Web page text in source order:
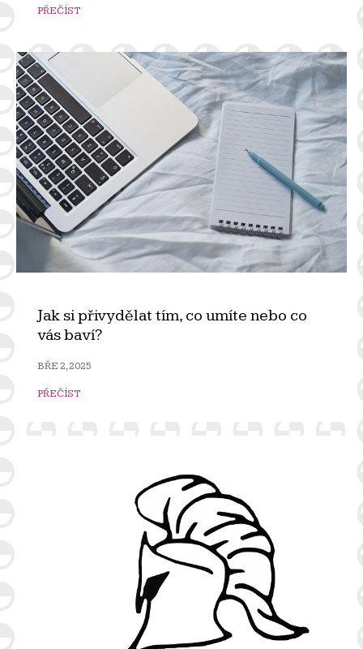
PŘEČÍST
Jak si přivydělat tím, co umíte nebo co
vás baví?
BŘE 2, 2025
PŘEČÍST